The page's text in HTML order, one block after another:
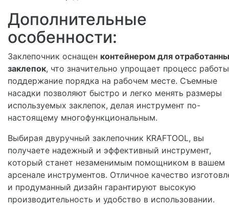
Дополнительные
особенности:
Заклепочник оснащен контейнером для
заклепок, что значительно упрощает процесс
поддержание порядка на рабочем месте. Съемные
насадки позволяют быстро и легко менять размеры
используемых заклепок, делая инструмент по-
настоящему многофункциональным.
Выбирая двуручный заклепочник KRAFTOOL, вы
получаете надежный и эффективный инструмент,
который станет незаменимым помощником в вашем
арсенале инструментов. Отличное качество
и продуманный дизайн гарантируют высокую
производительность и удобство в использовании.